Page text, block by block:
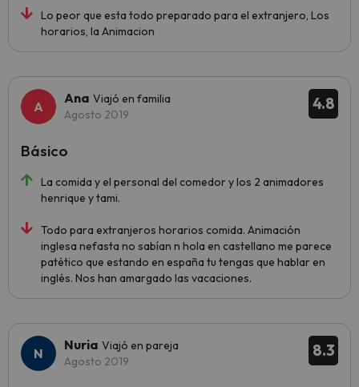
Lo peor que esta todo preparado para el extranjero, Los
horarios, la Animacion
4.8
Ana Viajó en familia
Agosto 2019
La comida y el personal del comedor y los 2 animadores
henrique y tami.
Todo para extranjeros horarios comida. Animación
inglesa nefasta no sabían n hola en castellano me parece
patético que estando en españa tu tengas que hablar en
inglés. Nos han amargado las vacaciones.
Básico
8.3
Nuria Viajó en pareja
Agosto 2019